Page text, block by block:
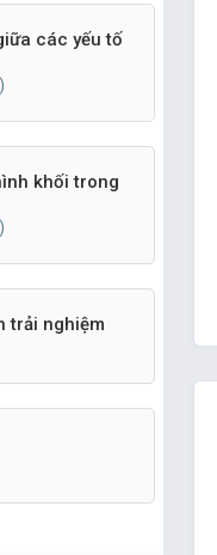
các yếu tố
khối trong
trải nghiệm